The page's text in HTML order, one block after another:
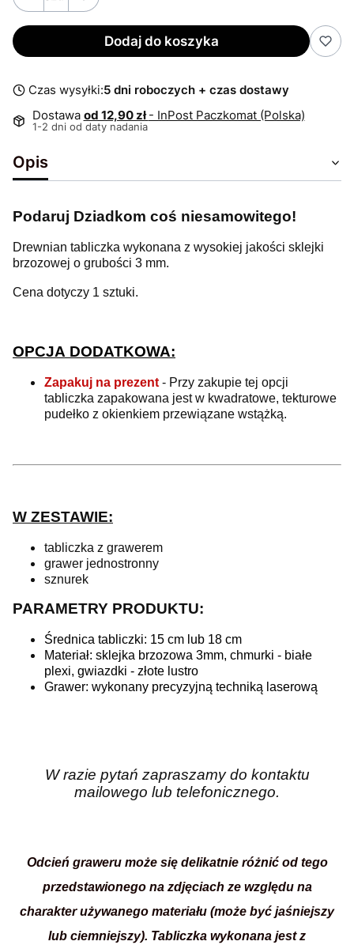
Dodaj do koszyka
Czas wysyłki:5 dni roboczych + czas dostawy
Dostawa od 12,90 zł- InPost Paczkomat (Polska)
1-2 dni od daty nadania
Opis
Podaruj Dziadkom coś niesamowitego!
Drewnian tabliczka wykonana z wysokiej jakości sklejki
brzozowej o grubości 3 mm.
Cena dotyczy 1 sztuki.
OPCJA DODATKOWA:
Zapakuj na prezent - Przy zakupie tej opcji
tabliczka zapakowana jest w kwadratowe, tekturowe
pudełko z okienkiem przewiązane wstążką.
W ZESTAWIE:
tabliczka z grawerem
grawer jednostronny
sznurek
PARAMETRY PRODUKTU:
Średnica tabliczki: 15 cm lub 18 cm
Materiał: sklejka brzozowa 3mm, chmurki - białe
plexi, gwiazdki - złote lustro
Grawer: wykonany precyzyjną techniką laserową
W razie pytań zapraszamy do kontaktu
mailowego lub telefonicznego.
Odcień graweru może się delikatnie różnić od tego
przedstawionego na zdjęciach ze względu na
charakter używanego materiału (może być jaśniejszy
lub ciemniejszy). Tabliczka wykonana jest z